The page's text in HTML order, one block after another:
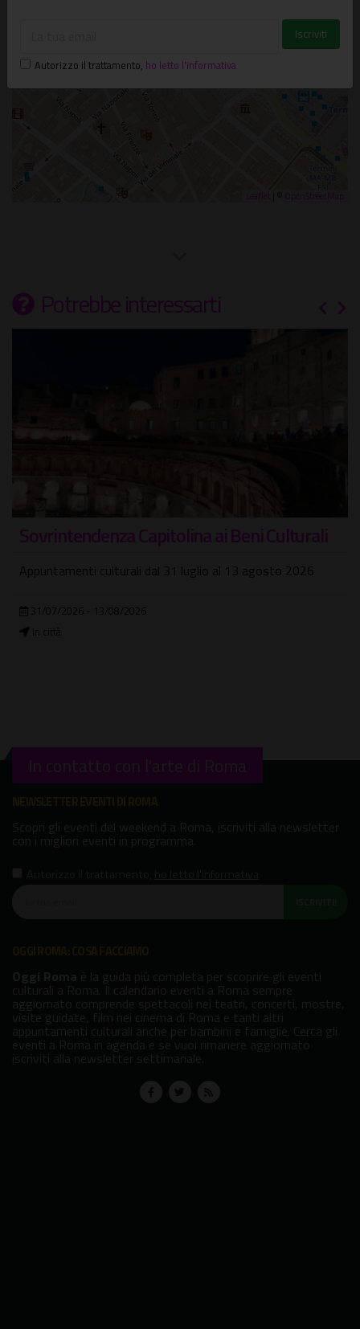
Potrebbe interessarti
Casilino Sky Park, l'altra estate romana
La periferia diventa una seconda casa, tra street food,
bambini e grandi eventi
29/06/2026 - 30/09/2026
In contatto con l'arte di Roma
Autorizzo il trattamento, ho letto l'informativa